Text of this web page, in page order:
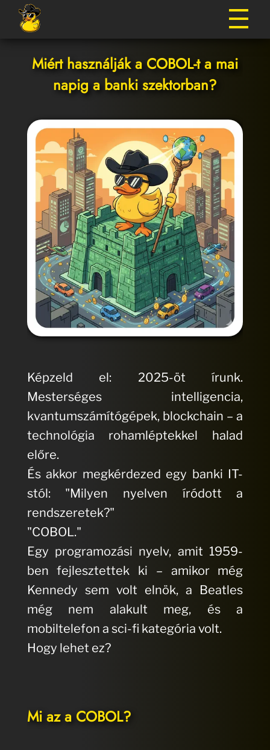
Miért használják a COBOL-t a mai
napig a banki szektorban?
Képzeld el: 2025-öt írunk.
Mesterséges intelligencia,
kvantumszámítógépek, blockchain – a
technológia rohamléptekkel halad
előre.
És akkor megkérdezed egy banki IT-
stól: "Milyen nyelven íródott a
rendszeretek?"
"COBOL."
Egy programozási nyelv, amit 1959-
ben fejlesztettek ki – amikor még
Kennedy sem volt elnök, a Beatles
még nem alakult meg, és a
mobiltelefon a sci-fi kategória volt.
Hogy lehet ez?
Mi az a COBOL?